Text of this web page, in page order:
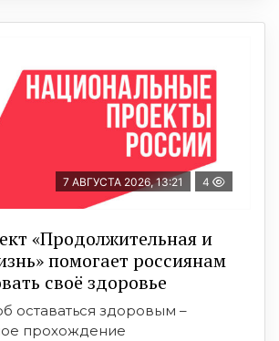
7 АВГУСТА 2026, 13:21 4
«Продолжительная и
помогает россиянам
своё здоровье
оставаться здоровым –
прохождение